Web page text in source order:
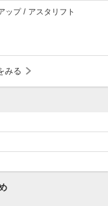
ップ / アスタリフト
みる